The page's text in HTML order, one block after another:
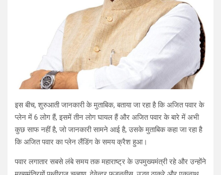
इस बीच, शुरुआती जानकारी के मुताबिक, बताया जा रहा है कि अजित पवार के
प्लेन में 6 लोग हैं, इसमें तीन लोग घायल हैं और अजित पवार के बारे में अभी
कुछ साफ नहीं है, जो जानकारी सामने आई है, उसके मुताबिक कहा जा रहा है
कि अजित पवार का प्लेन लैंडिंग के समय क्रैश हुआ।
पवार लगातार सबसे लंबे समय तक महाराष्ट्र के उपमुख्यमंत्री रहे और उन्होंने